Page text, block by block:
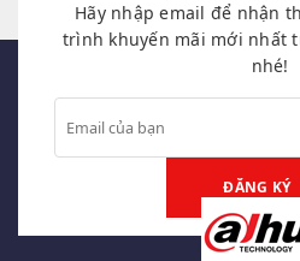
Hãy nhập email để nhận
trình khuyến mãi mới nhất
nhé!